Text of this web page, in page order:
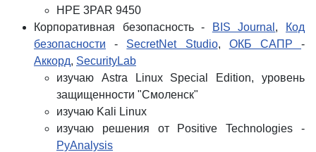
HPE 3PAR 9450
Корпоративная безопасность -
BIS Journal ,
Код
безопасности - SecretNet Studio, ОКБ САПР-
Аккорд, SecurityLab
изучаю Astra Linux Special Edition, уровень
защищенности "Смоленск"
изучаю Kali Linux
изучаю решения от Positive Technologies -
PyAnalysis